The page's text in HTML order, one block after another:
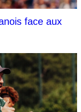
face aux